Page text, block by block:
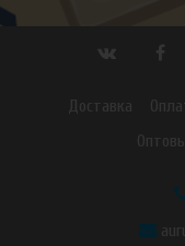
Доставка